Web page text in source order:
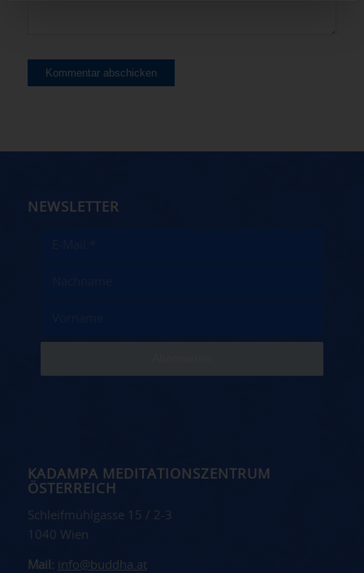
NEWSLETTER
KADAMPA MEDITATIONSZENTRUM
ÖSTERREICH
Schleifmühlgasse 15 / 2-3
1040 Wien
Mail: info@buddha.at